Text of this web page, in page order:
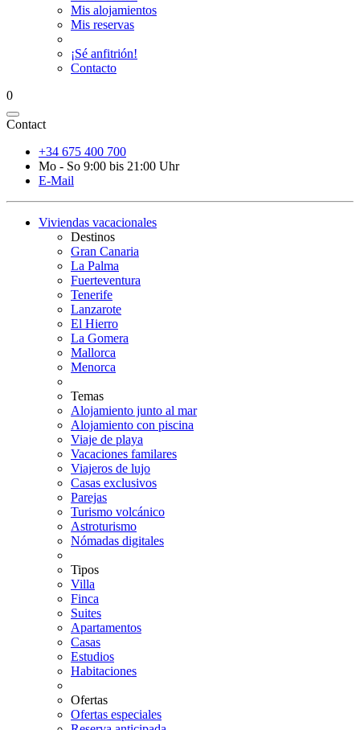
Mis alojamientos
Mis reservas
¡Sé anfitrión!
Contacto
0
Contact
+34 675 400 700
Mo - So 9:00 bis 21:00 Uhr
E-Mail
Viviendas vacacionales
Destinos
Gran Canaria
La Palma
Fuerteventura
Tenerife
Lanzarote
El Hierro
La Gomera
Mallorca
Menorca
Temas
Alojamiento junto al mar
Alojamiento con piscina
Viaje de playa
Vacaciones familares
Viajeros de lujo
Casas exclusivos
Parejas
Turismo volcánico
Astroturismo
Nómadas digitales
Tipos
Villa
Finca
Suites
Apartamentos
Casas
Estudios
Habitaciones
Ofertas
Ofertas especiales